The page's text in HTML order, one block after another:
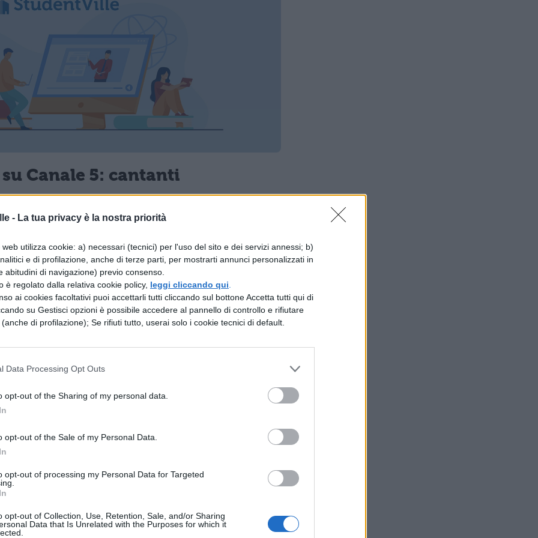
- La tua privacy è la nostra priorità
utilizza cookie: a) necessari (tecnici) per l'uso del sito e dei servizi annessi; b)
e di profilazione, anche di terze parti, per mostrarti annunci personalizzati in
abitudini di navigazione) previo consenso.
è regolato dalla relativa cookie policy, leggi cliccando qui
ai cookies facoltativi puoi accettarli tutti cliccando sul bottone Accetta tutti qui di
su Gestisci opzioni è possibile accedere al pannello di controllo e rifiutare
di profilazione); Se rifiuti tutto, userai solo i cookie tecnici di default.
Data Processing Opt Outs
opt-out of the Sharing of my personal data.
opt-out of the Sale of my Personal Data.
opt-out of processing my Personal Data for Targeted
opt-out of Collection, Use, Retention, Sale, and/or Sharing
Data that Is Unrelated with the Purposes for which it
Canale 5: cantanti
Orietta Berti, Aka 7even, Hevia, Neri
in questione saranno accompagnati
diretta dal Maestro Adriano Pennino. Saranno
Note e Vincent Bohanan and the Sound of
Presenti ancheElena Sofia Ricci, Leo
dal mondo dello sportFederica Pellegrini,
Vingione
Canale 5: scaletta
è stata svelata. Ricordiamo che sul palco si
di Evanescence, Gigi D’Alessio, Fiorella
Berti, Aka 7even, Hevia, Neri Marcorè, Darin e
i progetti benefici promossi durante la
al 45594 da numeri WindTre, Tim, Vodafone,